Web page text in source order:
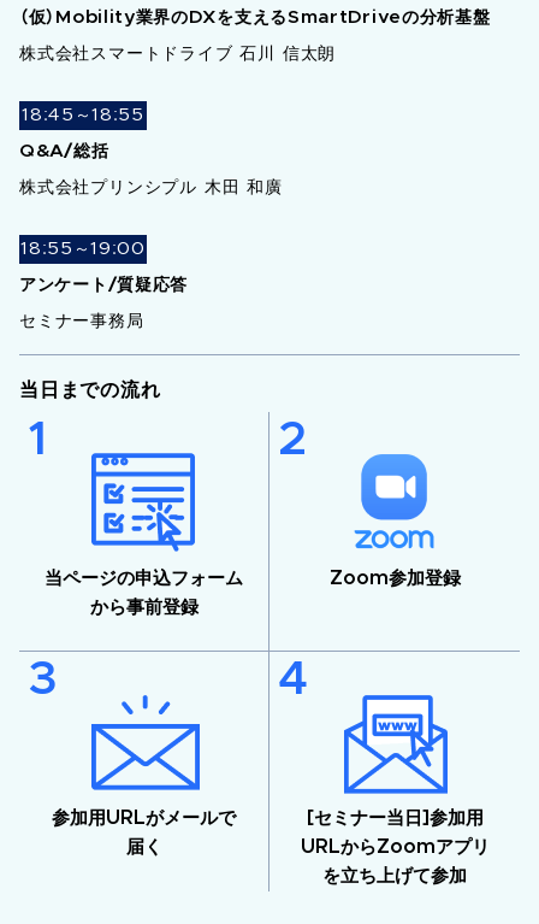
（仮）Mobility業界のDXを支えるSmartDriveの分析基盤
株式会社スマートドライブ 石川 信太朗
18:45～18:55
Q&A/総括
株式会社プリンシプル 木田 和廣
18:55～19:00
アンケート/質疑応答
セミナー事務局
当日までの流れ
当ページの申込フォーム
から事前登録
Zoom参加登録
参加用URLがメールで
届く
[セミナー当日]参加用
URLからZoomアプリ
を立ち上げて参加